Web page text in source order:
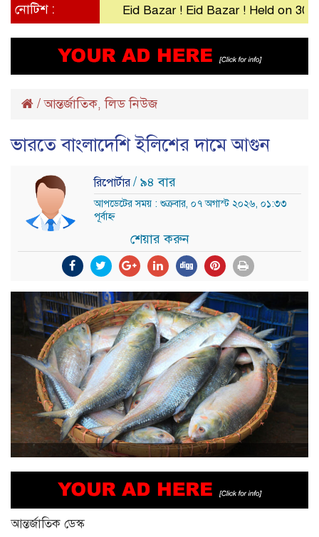
নোটিশ : Eid Bazar ! Eid Bazar ! Held on 30th
/আন্তর্জাতিক,লিড নিউজ
ভারতে বাংলাদেশি ইলিশের দামে আগুন
রিপোর্টার/ ৯৪ বার
আপডেটের সময় : শুক্রবার, ০৭ অগাস্ট ২০২৬, ০১:৩৩
পূর্বাহ্ন
শেয়ার করুন
আন্তর্জাতিক ডেস্ক